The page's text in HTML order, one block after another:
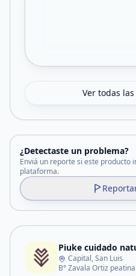
Ver todas
¿Detectaste un problema?
Enviá un reporte si este producto
plataforma.
Piuke cuidado
Capital, San Luis
B° Zavala Ortiz